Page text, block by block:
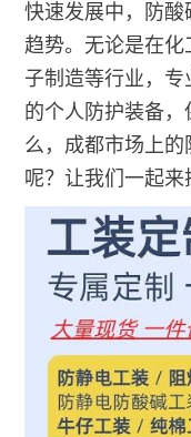
快速发展中，防
趋势。无论是在
子制造等行业，
的个人防护装备
么，成都市场上
呢？让我们一起来